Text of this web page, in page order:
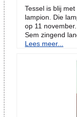
Tessel is blij
lampion. Die
op 11
Sem zingend
Lees meer...